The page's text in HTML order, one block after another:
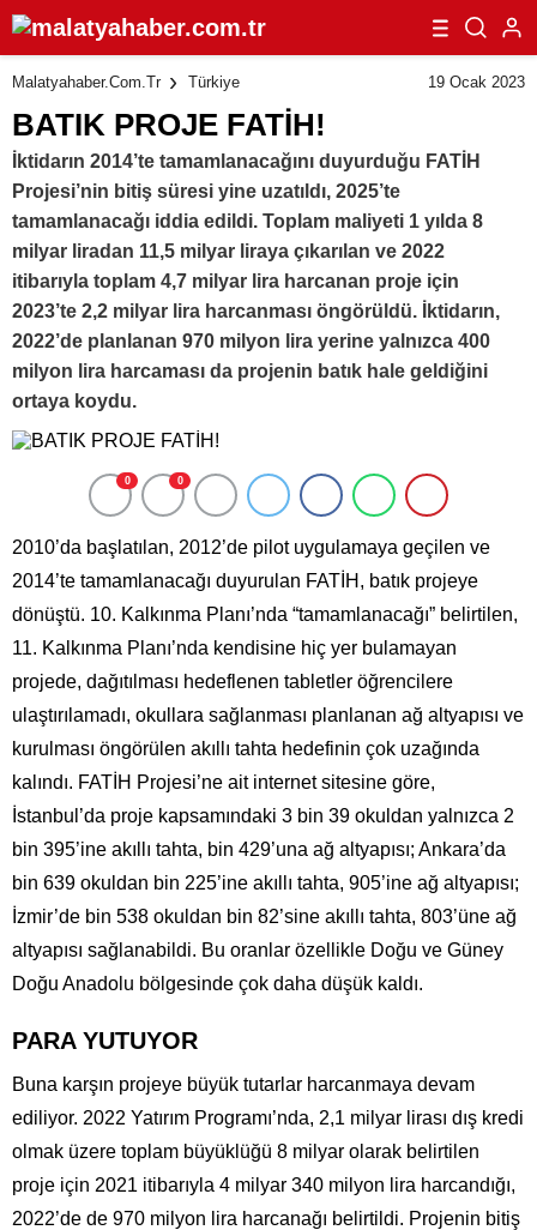
Malatyahaber.com.tr Türkiye 19 Ocak 2023
BATIK PROJE FATİH!
İktidarın 2014’te tamamlanacağını duyurduğu FATİH
Projesi’nin bitiş süresi yine uzatıldı, 2025’te
tamamlanacağı iddia edildi. Toplam maliyeti 1 yılda 8
milyar liradan 11,5 milyar liraya çıkarılan ve 2022
itibarıyla toplam 4,7 milyar lira harcanan proje için
2023’te 2,2 milyar lira harcanması öngörüldü. İktidarın,
2022’de planlanan 970 milyon lira yerine yalnızca 400
milyon lira harcaması da projenin batık hale geldiğini
ortaya koydu.
0 0
2010’da başlatılan, 2012’de pilot uygulamaya geçilen ve
2014’te tamamlanacağı duyurulan FATİH, batık projeye
dönüştü. 10. Kalkınma Planı’nda “tamamlanacağı” belirtilen,
11. Kalkınma Planı’nda kendisine hiç yer bulamayan
projede, dağıtılması hedeflenen tabletler öğrencilere
ulaştırılamadı, okullara sağlanması planlanan ağ altyapısı ve
kurulması öngörülen akıllı tahta hedefinin çok uzağında
kalındı. FATİH Projesi’ne ait internet sitesine göre,
İstanbul’da proje kapsamındaki 3 bin 39 okuldan yalnızca 2
bin 395’ine akıllı tahta, bin 429’una ağ altyapısı; Ankara’da
bin 639 okuldan bin 225’ine akıllı tahta, 905’ine ağ altyapısı;
İzmir’de bin 538 okuldan bin 82’sine akıllı tahta, 803’üne ağ
altyapısı sağlanabildi. Bu oranlar özellikle Doğu ve Güney
Doğu Anadolu bölgesinde çok daha düşük kaldı.
PARA YUTUYOR
Buna karşın projeye büyük tutarlar harcanmaya devam
ediliyor. 2022 Yatırım Programı’nda, 2,1 milyar lirası dış kredi
olmak üzere toplam büyüklüğü 8 milyar olarak belirtilen
proje için 2021 itibarıyla 4 milyar 340 milyon lira harcandığı,
2022’de de 970 milyon lira harcanağı belirtildi. Projenin bitiş